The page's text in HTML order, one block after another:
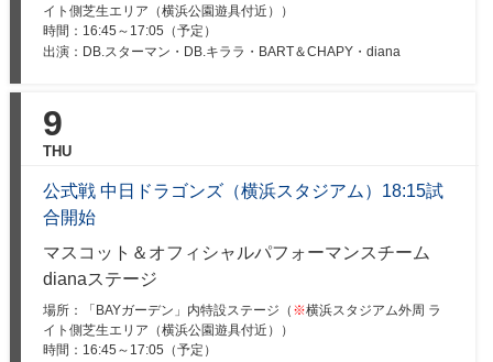
イト側芝生エリア（横浜公園遊具付近））
時間： 16:45～17:05（予定）
出演：DB.スターマン・DB.キララ・BART＆CHAPY・diana
9
THU
公式戦 中日ドラゴンズ（横浜スタジアム）18:15試
合開始
マスコット＆オフィシャルパフォーマンスチーム
dianaステージ
場所：「BAYガーデン」内特設ステージ（ ※横浜スタジアム外周 ラ
イト側芝生エリア（横浜公園遊具付近））
時間： 16:45～17:05（予定）